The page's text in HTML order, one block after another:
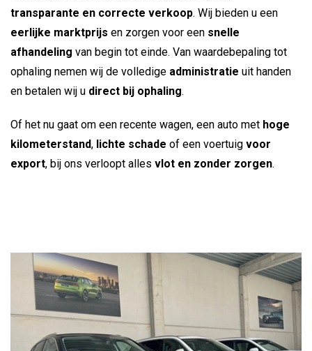
transparante en correcte verkoop. Wij bieden u een
eerlijke marktprijs en zorgen voor een snelle
afhandeling van begin tot einde. Van waardebepaling tot
ophaling nemen wij de volledige administratie uit handen
en betalen wij u direct bij ophaling.
Of het nu gaat om een recente wagen, een auto met hoge
kilometerstand, lichte schade of een voertuig voor
export, bij ons verloopt alles vlot en zonder zorgen.